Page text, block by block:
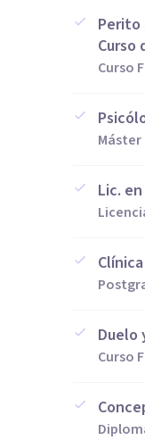
Perito
Curso
Curso
Máster
Lic.
Duelo
Curso